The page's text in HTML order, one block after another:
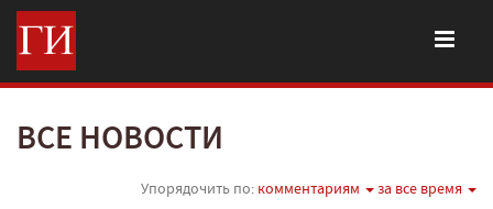
ВСЕ НОВОСТИ
Упорядочить по: комментариям за все время